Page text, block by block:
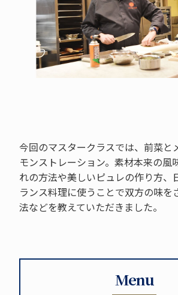
今回のマスタークラスでは、前菜と
モンストレーション。素材本来の風
れの方法や美しいピュレの作り方、
ランス料理に使うことで双方の味を
法などを教えていただきました。
Menu